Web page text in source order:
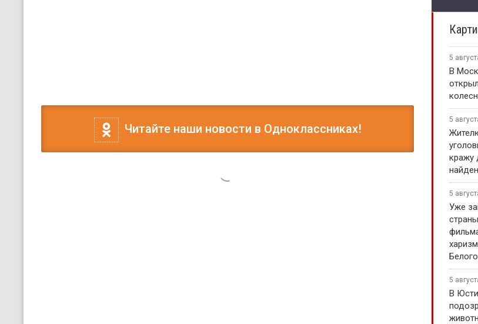
Читайте наши новости в Одноклассниках!
5
В
5
кражу
5
Уже
5
В